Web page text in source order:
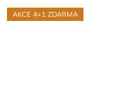
AKCE 4+1 ZDARMA